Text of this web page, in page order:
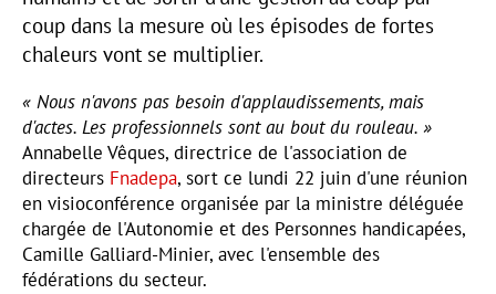
coup dans la mesure où les épisodes de fortes
chaleurs vont se multiplier.
« Nous n'avons pas besoin d'applaudissements, mais
d'actes. Les professionnels sont au bout du rouleau. »
Annabelle Vêques, directrice de l'association de
directeurs Fnadepa, sort ce lundi 22 juin d'une réunion
en visioconférence organisée par la ministre déléguée
chargée de l'Autonomie et des Personnes handicapées,
Camille Galliard-Minier, avec l'ensemble des
fédérations du secteur.